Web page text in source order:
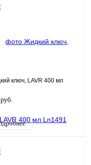
ключ, LAVR 400 мл